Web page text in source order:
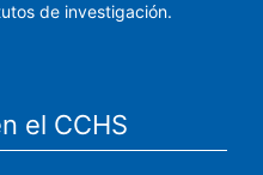
de investigación.
el CCHS